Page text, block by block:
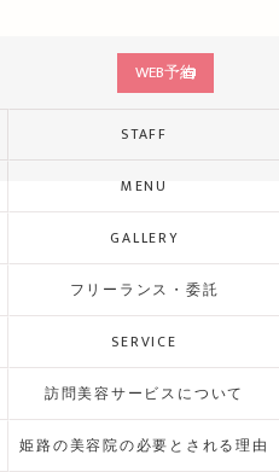
WEB予約
STAFF
MENU
GALLERY
フリーランス・委託
SERVICE
訪問美容サービスについて
姫路の美容院の必要とされる理由